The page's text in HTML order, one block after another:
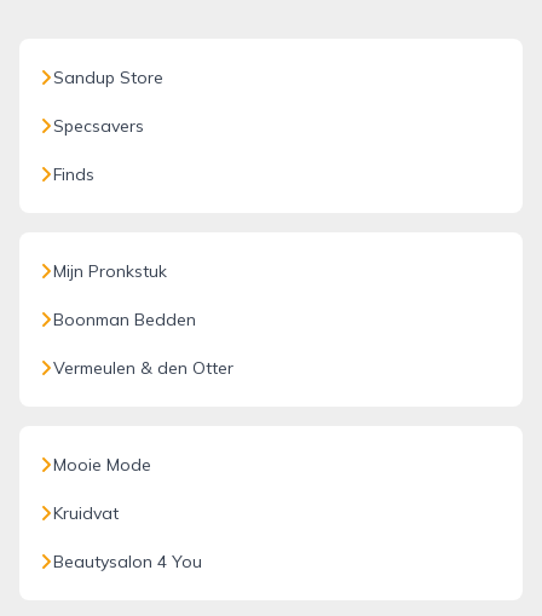
Sandup Store
Specsavers
Finds
Mijn Pronkstuk
Boonman Bedden
Vermeulen & den Otter
Mooie Mode
Kruidvat
Beautysalon 4 You